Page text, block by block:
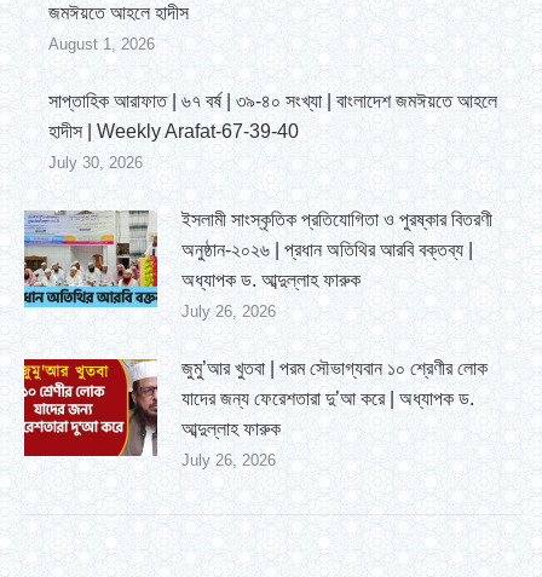
জমঈয়তে আহলে হাদীস
August 1, 2026
সাপ্তাহিক আরাফাত | ৬৭ বর্ষ | ৩৯-৪০ সংখ্যা | বাংলাদেশ জমঈয়তে আহলে
হাদীস | Weekly Arafat-67-39-40
July 30, 2026
ইসলামী সাংস্কৃতিক প্রতিযোগিতা ও পুরষ্কার বিতরণী
অনুষ্ঠান-২০২৬ | প্রধান অতিথির আরবি বক্তব্য |
অধ্যাপক ড. আব্দুল্লাহ ফারুক
July 26, 2026
জুমু’আর খুতবা | পরম সৌভাগ্যবান ১০ শ্রেণীর লোক
যাদের জন্য ফেরেশতারা দু’আ করে | অধ্যাপক ড.
আব্দুল্লাহ ফারুক
July 26, 2026